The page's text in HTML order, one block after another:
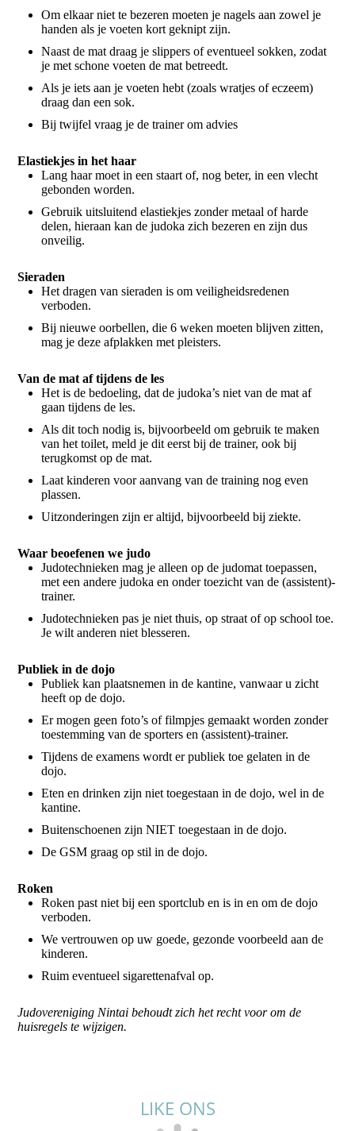
Om elkaar niet te bezeren moeten je nagels aan zowel je
handen als je voeten kort geknipt zijn.
Naast de mat draag je slippers of eventueel sokken, zodat
je met schone voeten de mat betreedt.
Als je iets aan je voeten hebt (zoals wratjes of eczeem)
draag dan een sok.
Bij twijfel vraag je de trainer om advies
Elastiekjes in het haar
Lang haar moet in een staart of, nog beter, in een vlecht
gebonden worden.
Gebruik uitsluitend elastiekjes zonder metaal of harde
delen, hieraan kan de judoka zich bezeren en zijn dus
onveilig.
Sieraden
Het dragen van sieraden is om veiligheidsredenen
verboden.
Bij nieuwe oorbellen, die 6 weken moeten blijven zitten,
mag je deze afplakken met pleisters.
Van de mat af tijdens de les
Het is de bedoeling, dat de judoka’s niet van de mat af
gaan tijdens de les.
Als dit toch nodig is, bijvoorbeeld om gebruik te maken
van het toilet, meld je dit eerst bij de trainer, ook bij
terugkomst op de mat.
Laat kinderen voor aanvang van de training nog even
plassen.
Uitzonderingen zijn er altijd, bijvoorbeeld bij ziekte.
Waar beoefenen we judo
Judotechnieken mag je alleen op de judomat toepassen,
met een andere judoka en onder toezicht van de (assistent)-
trainer.
Judotechnieken pas je niet thuis, op straat of op school toe.
Je wilt anderen niet blesseren.
Publiek in de dojo
Publiek kan plaatsnemen in de kantine, vanwaar u zicht
heeft op de dojo.
Er mogen geen foto’s of filmpjes gemaakt worden zonder
toestemming van de sporters en (assistent)-trainer.
Tijdens de examens wordt er publiek toe gelaten in de
dojo.
Eten en drinken zijn niet toegestaan in de dojo, wel in de
kantine.
Buitenschoenen zijn NIET toegestaan in de dojo.
De GSM graag op stil in de dojo.
Roken
Roken past niet bij een sportclub en is in en om de dojo
verboden.
We vertrouwen op uw goede, gezonde voorbeeld aan de
kinderen.
Ruim eventueel sigarettenafval op.
Judovereniging Nintai behoudt zich het recht voor om de
huisregels te wijzigen.
LIKE ONS